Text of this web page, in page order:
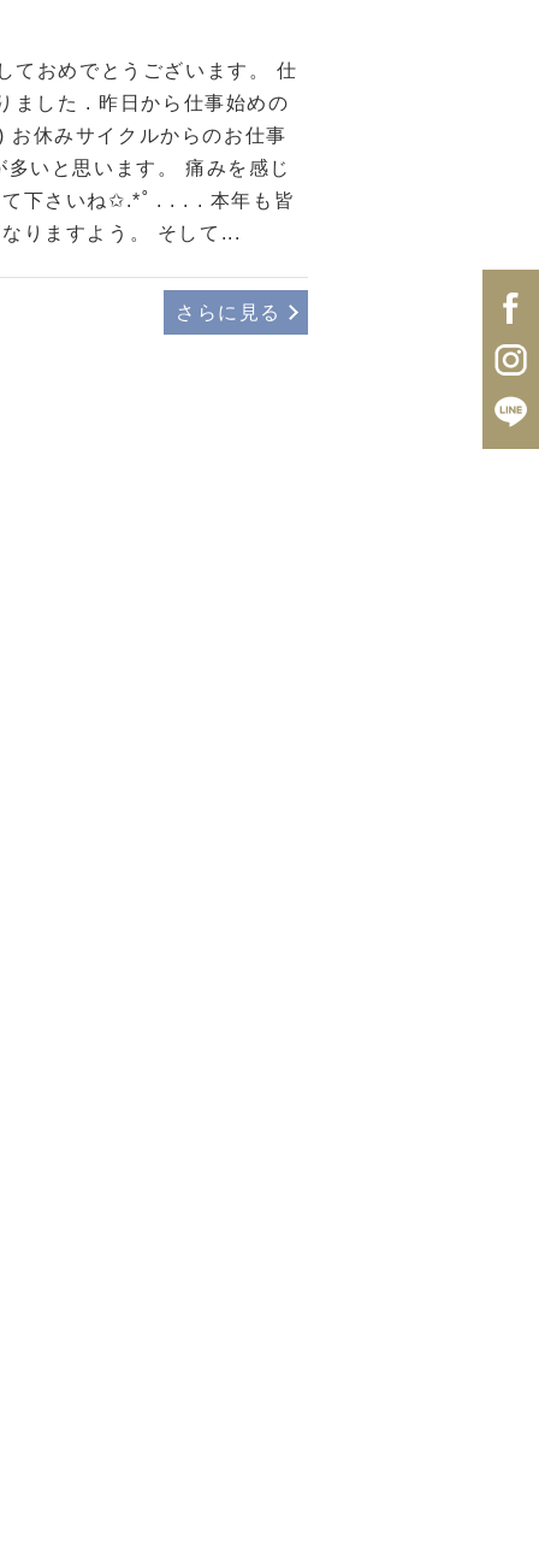
ておめでとうございます。 仕
ました . 昨日から仕事始めの
お休みサイクルからのお仕事
いと思います。 痛みを感じ
下さいね✩.*˚ . . . . 本年も皆
りますよう。 そして...
さらに見る